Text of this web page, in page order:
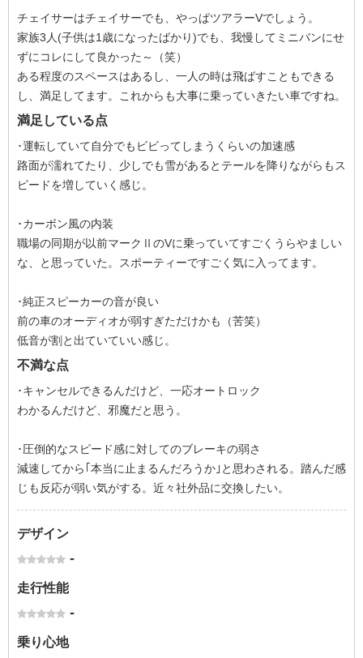
チェイサーはチェイサーでも、やっぱツアラーVでしょう。
家族3人(子供は1歳になったばかり)でも、我慢してミニバンにせ
ずにコレにして良かった～（笑）
ある程度のスペースはあるし、一人の時は飛ばすこともできる
し、満足してます。これからも大事に乗っていきたい車ですね。
満足している点
･運転していて自分でもビビってしまうくらいの加速感
路面が濡れてたり、少しでも雪があるとテールを降りながらもス
ピードを増していく感じ。
･カーボン風の内装
職場の同期が以前マークⅡのVに乗っていてすごくうらやましい
な、と思っていた。スポーティーですごく気に入ってます。
･純正スピーカーの音が良い
前の車のオーディオが弱すぎただけかも（苦笑）
低音が割と出ていていい感じ。
不満な点
･キャンセルできるんだけど、一応オートロック
わかるんだけど、邪魔だと思う。
･圧倒的なスピード感に対してのブレーキの弱さ
減速してから｢本当に止まるんだろうか｣と思わされる。踏んだ感
じも反応が弱い気がする。近々社外品に交換したい。
デザイン
-
走行性能
-
乗り心地